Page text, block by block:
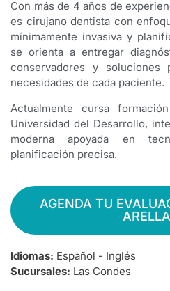
Con más de 4 años de
es cirujano dentista con
mínimamente invasiva y
se orienta a entregar
conservadores y soluciones
necesidades de cada paciente.
Actualmente cursa
Universidad del Desarrollo,
moderna apoyada en
planificación precisa.
AGENDA TU
Idiomas: Español - Inglés
Sucursales: Las Condes